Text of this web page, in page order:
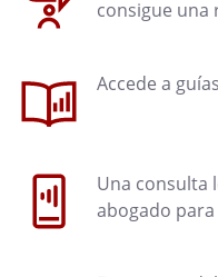
consigue una
Accede a
Una consulta
abogado